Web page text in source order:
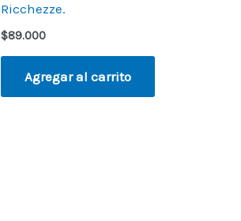
Ricchezze.
$89.000
Agregar al carrito